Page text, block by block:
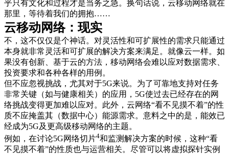
乎只有文化和过程才是当务之急。换句话说，云移动网络就在
那里，等待着我们的拥抱……
云移动网络：现实
不，这不仅仅是个神话。对灵活性和可扩展性的需求只能通过
本身就非常灵活和可扩展的解决方案来满足。就像云一样。如
果没有创新、基于云的方法，移动网络会难以应对数据需求、
投资要求和各种各样的用例。
但不应忽视挑战，尤其对于5G来说。为了可靠地支持对任务
非常关键（如与健康相关）的应用，5G使过去已经存在的网
络挑战变得更加难以应对。此外，云网络“看不见摸不着”的性
质不应掩盖其（数据中心）能源需求。意料之中的是，能效已
经成为5G及更高级移动网络的主题。
例如，在讨论5G网络切片4和监测解决方案的时候，这种“看
不见摸不着”的性质也与运营相关。尽管可以将虚拟探针实例